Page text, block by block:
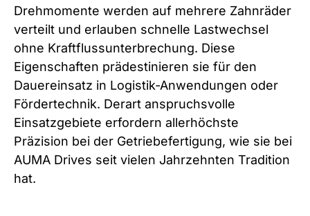
Drehmomente werden auf mehrere Zahnräder
verteilt und erlauben schnelle Lastwechsel
ohne Kraftflussunterbrechung. Diese
Eigenschaften prädestinieren sie für den
Dauereinsatz in Logistik-Anwendungen oder
Fördertechnik. Derart anspruchsvolle
Einsatzgebiete erfordern allerhöchste
Präzision bei der Getriebefertigung, wie sie bei
AUMA Drives seit vielen Jahrzehnten Tradition
hat.